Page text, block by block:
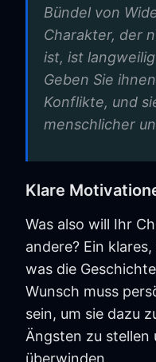
Bündel von
Charakter, der
ist, ist
Geben Sie
Konflikte, und
menschlicher
Klare
Was also will Ihr
andere? Ein
was die
Wunsch muss
sein, um sie dazu
Ängsten zu stellen